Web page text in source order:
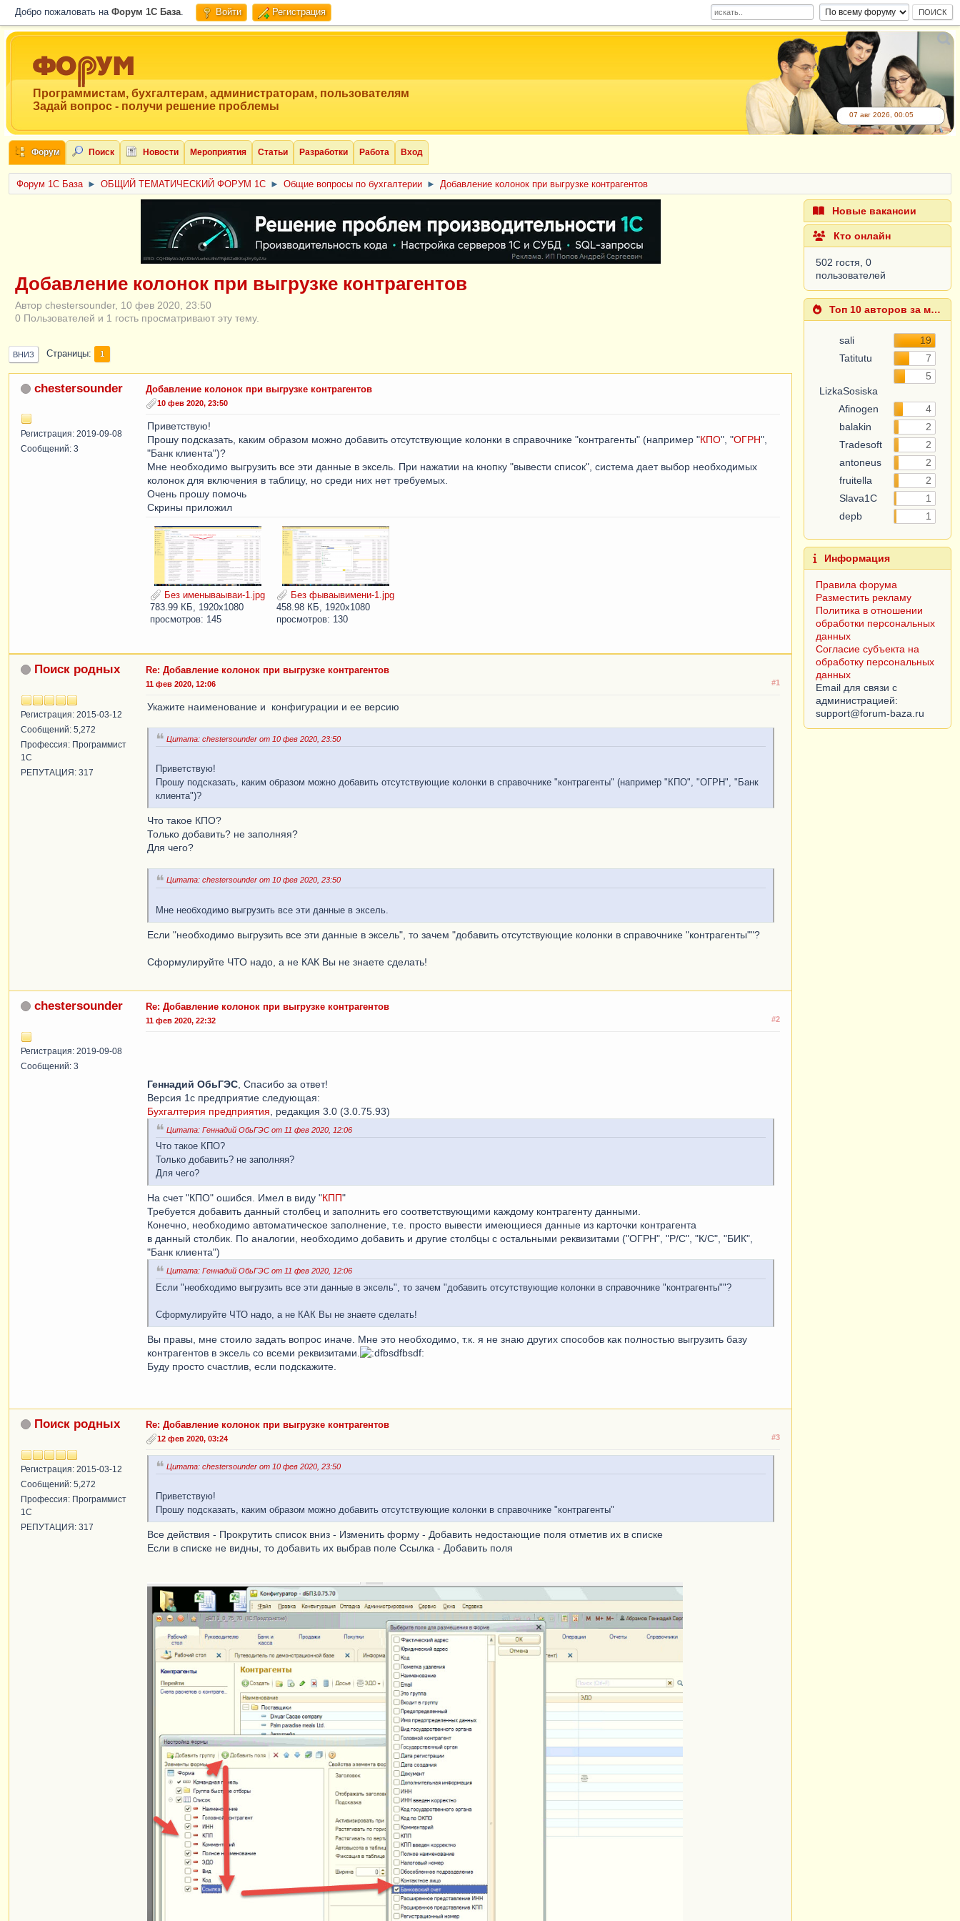
Добро пожаловать на Форум 1C База. Войти Регистрация
Программистам, бухгалтерам, администраторам, пользователям
Задай вопрос - получи решение проблемы
07 авг 2026, 00:05
Форум Поиск Новости Мероприятия Статьи Разработки Работа Вход
Форум 1C База ► ОБЩИЙ ТЕМАТИЧЕСКИЙ ФОРУМ 1С ► Общие вопросы по бухгалтерии ► Добавление колонок при выгрузке контрагентов
ERID: CQH36pWzJqVJD4xVLsnhcU4hVPNjkBZe8KKxjJiYySyZAz
Добавление колонок при выгрузке контрагентов
Автор chestersounder, 10 фев 2020, 23:50
0 Пользователей и 1 гость просматривают эту тему.
ВНИЗ Страницы 1
chestersounder
Регистрация: 2019-09-08
Сообщений: 3
Добавление колонок при выгрузке контрагентов
10 фев 2020, 23:50
Приветствую!
Прошу подсказать, каким образом можно добавить отсутствующие колонки в справочнике "контрагенты" (например "КПО", "ОГРН",
"Банк клиента")?
Мне необходимо выгрузить все эти данные в эксель. При нажатии на кнопку "вывести список", система дает выбор необходимых
колонок для включения в таблицу, но среди них нет требуемых.
Очень прошу помочь
Скрины приложил
Без именываываи-1.jpg
783.99 КБ, 1920x1080
просмотров: 145
Без фываывимени-1.jpg
458.98 КБ, 1920x1080
просмотров: 130
Поиск родных
Регистрация: 2015-03-12
Сообщений: 5,272
Профессия: Программист
1С
РЕПУТАЦИЯ: 317
Re: Добавление колонок при выгрузке контрагентов
#1
11 фев 2020, 12:06
Укажите наименование и конфигурации и ее версию
Цитата: chestersounder от 10 фев 2020, 23:50
Приветствую!
Прошу подсказать, каким образом можно добавить отсутствующие колонки в справочнике "контрагенты" (например "КПО", "ОГРН", "Банк
клиента")?
Что такое КПО?
Только добавить? не заполняя?
Для чего?
Цитата: chestersounder от 10 фев 2020, 23:50
Мне необходимо выгрузить все эти данные в эксель.
Если "необходимо выгрузить все эти данные в эксель", то зачем "добавить отсутствующие колонки в справочнике "контрагенты""?
Сформулируйте ЧТО надо, а не КАК Вы не знаете сделать!
chestersounder
Регистрация: 2019-09-08
Сообщений: 3
Re: Добавление колонок при выгрузке контрагентов
#2
11 фев 2020, 22:32
Геннадий ОбьГЭС , Спасибо за ответ!
Версия 1с предприятие следующая:
Бухгалтерия предприятия , редакция 3.0 (3.0.75.93)
Цитата: Геннадий ОбьГЭС от 11 фев 2020, 12:06
Что такое КПО?
Только добавить? не заполняя?
Для чего?
На счет "КПО" ошибся. Имел в виду "КПП"
Требуется добавить данный столбец и заполнить его соответствующими каждому контрагенту данными.
Конечно, необходимо автоматическое заполнение, т.е. просто вывести имеющиеся данные из карточки контрагента
в данный столбик. По аналогии, необходимо добавить и другие столбцы с остальными реквизитами ("ОГРН", "Р/С", "К/С", "БИК",
"Банк клиента")
Цитата: Геннадий ОбьГЭС от 11 фев 2020, 12:06
Если "необходимо выгрузить все эти данные в эксель", то зачем "добавить отсутствующие колонки в справочнике "контрагенты""?
Сформулируйте ЧТО надо, а не КАК Вы не знаете сделать!
Вы правы, мне стоило задать вопрос иначе. Мне это необходимо, т.к. я не знаю других способов как полностью выгрузить базу
контрагентов в эксель со всеми реквизитами.
Буду просто счастлив, если подскажите.
Поиск родных
Регистрация: 2015-03-12
Сообщений: 5,272
Профессия: Программист
1С
РЕПУТАЦИЯ: 317
Re: Добавление колонок при выгрузке контрагентов
#3
12 фев 2020, 03:24
Цитата: chestersounder от 10 фев 2020, 23:50
Приветствую!
Прошу подсказать, каким образом можно добавить отсутствующие колонки в справочнике "контрагенты"
Все действия - Прокрутить список вниз - Изменить форму - Добавить недостающие поля отметив их в списке
Если в списке не видны, то добавить их выбрав поле Ссылка - Добавить поля
Новые вакансии
Кто онлайн
502 гостя, 0
пользователей
Топ 10 авторов за месяц
sali
19
Tatitutu
7
LizkaSosiska
5
Afinogen
4
balakin
2
Tradesoft
2
antoneus
2
fruitella
2
Slava1C
1
depb
1
Информация
Правила форума
Разместить рекламу
Политика в отношении
обработки персональных
данных
Согласие субъекта на
обработку персональных
данных
Email для связи с
администрацией: